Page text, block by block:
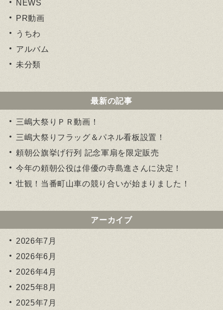
NEWS
PR動画
うちわ
アルバム
未分類
最新の記事
三嶋大祭りＰＲ動画！
三嶋大祭りフラッグ＆パネル看板設置！
頼朝公旗挙げ行列 記念軍扇を限定販売
今年の頼朝公役は俳優の寺島進さんに決定！
壮観！当番町山車の競り合いが始まりました！
アーカイブ
2026年7月
2026年6月
2026年4月
2025年8月
2025年7月